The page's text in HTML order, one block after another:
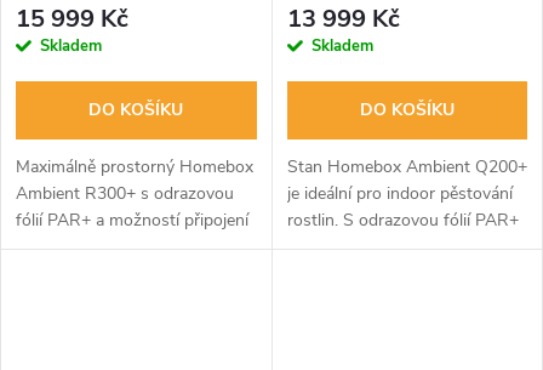
15 999 Kč
Skladem
DO KOŠÍKU
Maximálně prostorný Homebox
Ambient R300+ s odrazovou
fólií PAR+ a možností připojení
4x1000W osvětlení. Ideální
13 999 Kč
Skladem
DO KOŠÍKU
Stan Homebox Ambient Q200+
je ideální pro indoor pěstování
rostlin. S odrazovou fólií PAR+
a stabilní konstrukcí. Flexibilní